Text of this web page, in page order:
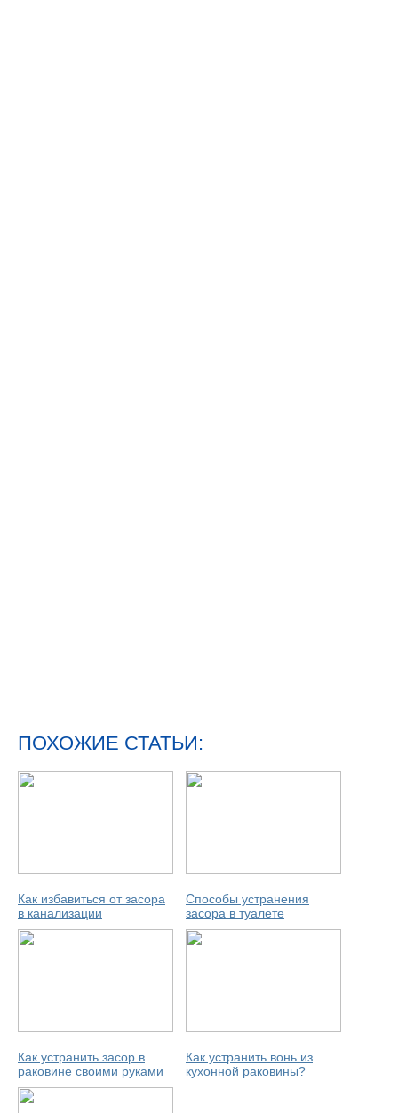
ПОХОЖИЕ СТАТЬИ:
Как избавиться от засора
в канализации
Способы устранения
засора в туалете
Как устранить засор в
раковине своими руками
Как устранить вонь из
кухонной раковины?